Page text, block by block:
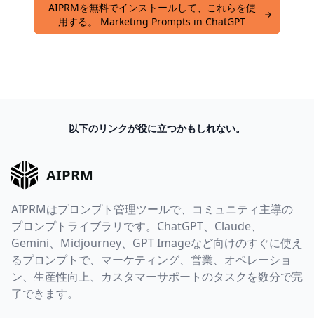
AIPRMを無料でインストールして、これらを使
用する。 Marketing Prompts in ChatGPT
以下のリンクが役に立つかもしれない。
AIPRM
AIPRMはプロンプト管理ツールで、コミュニティ主導の
プロンプトライブラリです。ChatGPT、Claude、
Gemini、Midjourney、GPT Imageなど向けのすぐに使え
るプロンプトで、マーケティング、営業、オペレーショ
ン、生産性向上、カスタマーサポートのタスクを数分で完
了できます。